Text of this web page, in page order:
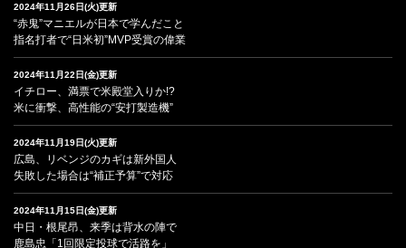
2024年11月26日(火)更新
“赤鬼”マニエルが日本で学んだこと
指名打者で“日米初”MVP受賞の偉業
2024年11月22日(金)更新
イチロー、満票で米殿堂入りか!?
米に衝撃、高性能の“安打製造機”
2024年11月19日(火)更新
広島、リベンジのカギは新外国人
失敗した場合は“補正予算”で対応
2024年11月15日(金)更新
中日・根尾昂、来季は背水の陣で
鹿島忠「1回限定投球で活路を」